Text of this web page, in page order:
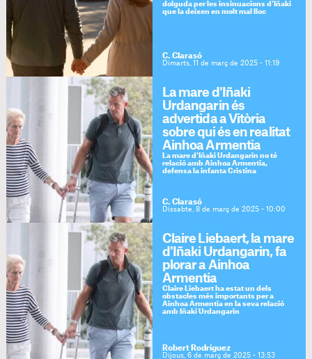
dolguda per les insinuacions d'Iñaki
que la deixen en molt mal lloc
C. Clarasó
Dimarts, 11 de març de 2025 - 11:19
La mare d'Iñaki
Urdangarin és
advertida a Vitòria
sobre qui és en realitat
Ainhoa Armentia
La mare d'Iñaki Urdangarin no té
relació amb Ainhoa Armentia,
defensa la infanta Cristina
C. Clarasó
Dissabte, 8 de març de 2025 - 10:00
Claire Liebaert, la mare
d'Iñaki Urdangarin, fa
plorar a Ainhoa
Armentia
Claire Liebaert ha estat un dels
obstacles més importants per a
Ainhoa Armentia en la seva relació
amb Iñaki Urdangarin
Robert Rodríguez
Dijous, 6 de març de 2025 - 13:53